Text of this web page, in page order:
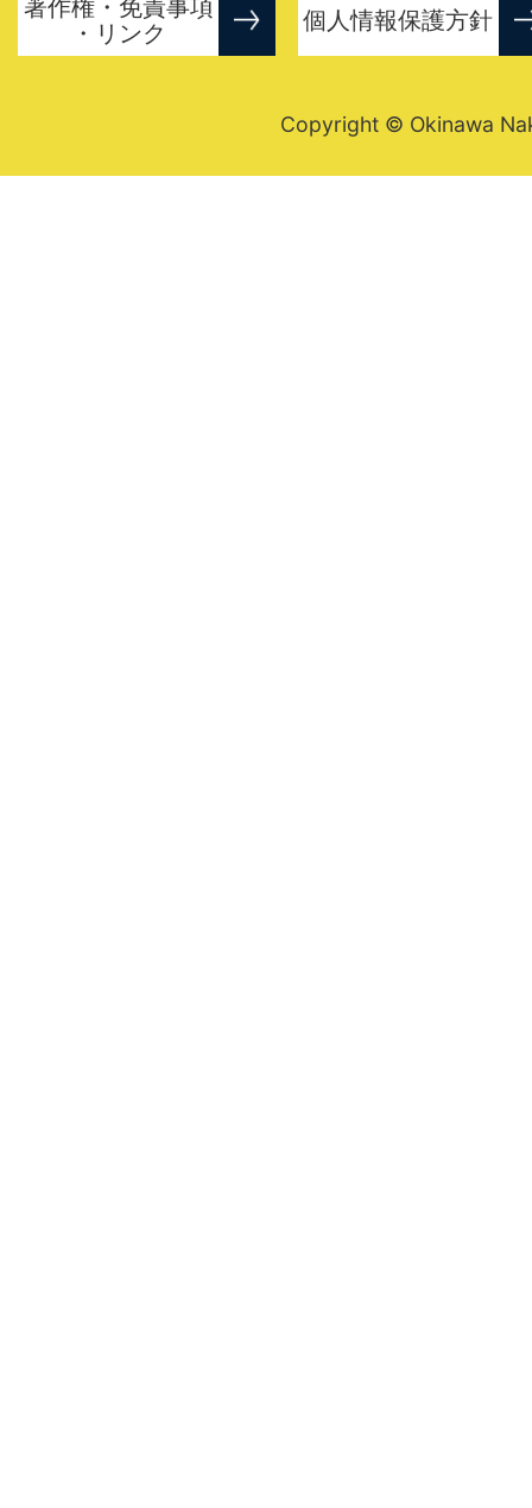
著作権・免責事項
・リンク
個人情報保護方針
Copyright © Okinawa